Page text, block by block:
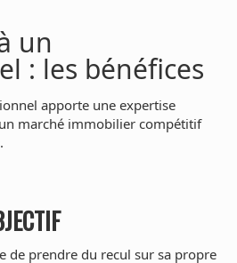
un
: les bénéfices
apporte une expertise
marché immobilier compétitif
de prendre du recul sur sa propre